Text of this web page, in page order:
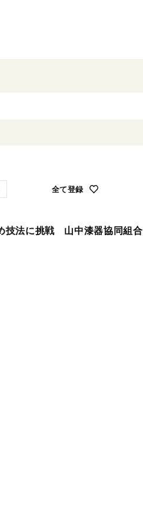
全て登録
技法に挑戦 山中漆器協同組合